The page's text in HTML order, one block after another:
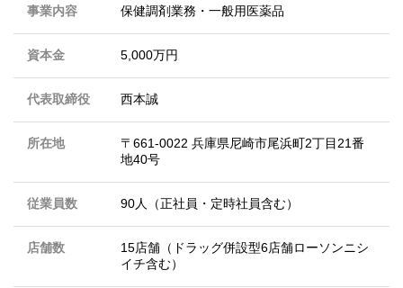
事業内容 保健調剤業務・一般用医薬品
資本金 5,000万円
代表取締役 西本誠
所在地
〒661-0022 兵庫県尼崎市尾浜町2丁目21番
地40号
従業員数 90人（正社員・定時社員含む）
店舗数
15店舗（ドラッグ併設型6店舗ローソンニシ
イチ含む）